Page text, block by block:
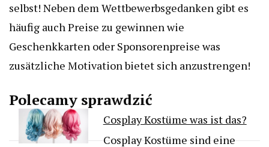
selbst! Neben dem Wettbewerbsgedanken gibt es
häufig auch Preise zu gewinnen wie
Geschenkkarten oder Sponsorenpreise was
zusätzliche Motivation bietet sich anzustrengen!
Polecamy sprawdzić
Cosplay Kostüme was ist das?
Cosplay Kostüme sind eine